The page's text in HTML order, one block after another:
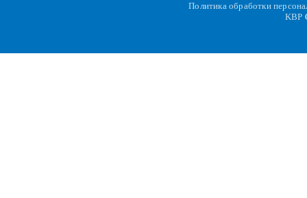
Политика обработки
KBP